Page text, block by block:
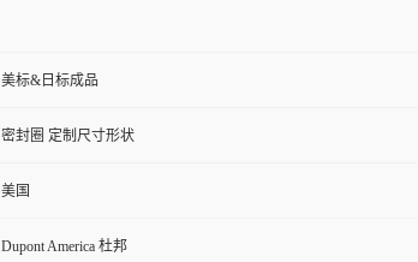
美标&日标成品
密封圈 定制尺寸形状
美国
Dupont America 杜邦